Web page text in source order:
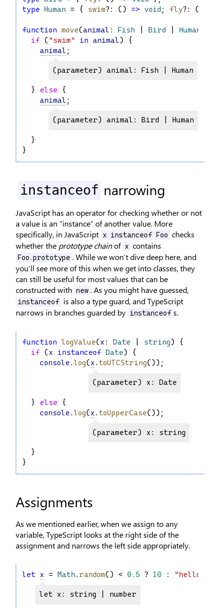
type Human = { swim?: () => void ; fly?: ()
function move(animal : Fish Bird Human
if ( "swim" in animal) {
animal ;
(parameter) animal: Fish | Human
  }
else {
animal ;
(parameter) animal: Bird | Human
  }
}
instanceof narrowing
JavaScript has an operator for checking whether or not
a value is an “instance” of another value. More
specifically, in JavaScript x instanceof Foo checks
whether the prototype chainof x contains
Foo.prototype . While we won’t dive deep here, and
you’ll see more of this when we get into classes, they
can still be useful for most values that can be
constructed with new . As you might have guessed,
instanceof is also a type guard, and TypeScript
narrows in branches guarded by instanceof s.
function logValue(x : Date string) {
if (x instanceof Date) {
console .log(x . toUTCString());
(parameter) x: Date
  }
else {
console .log(x . toUpperCase());
(parameter) x: string
  }
}
Assignments
As we mentioned earlier, when we assign to any
variable, TypeScript looks at the right side of the
assignment and narrows the left side appropriately.
let x = Math . random() < 0.5 ? 10 : "hello
let x: string | number